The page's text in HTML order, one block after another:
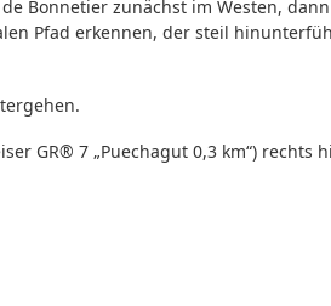
Bonnetier zunächst im Westen,
Pfad erkennen, der steil
GR® 7 „Puechagut 0,3 km“)